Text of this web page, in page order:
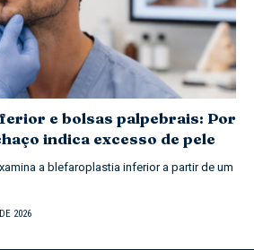
e bolsas palpebrais: Por
indica excesso de pele
a blefaroplastia inferior a partir de um
2026